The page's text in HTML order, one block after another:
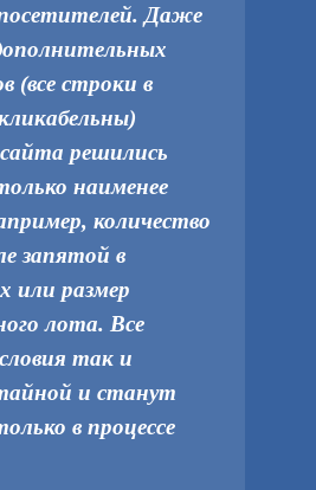
Даже
(все строки в
решились
наименее
количество
запятой в
или размер
лота. Все
так и
и станут
в процессе